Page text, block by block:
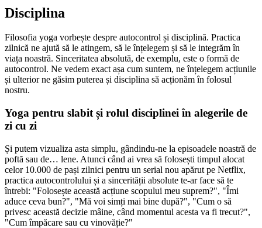
Disciplina
Filosofia yoga vorbește despre autocontrol și disciplină. Practica
zilnică ne ajută să le atingem, să le înțelegem și să le integrăm în
viața noastră. Sinceritatea absolută, de exemplu, este o formă de
autocontrol. Ne vedem exact așa cum suntem, ne înțelegem acțiunile
și ulterior ne găsim puterea și disciplina să acționăm în folosul
nostru.
Yoga pentru slabit și rolul disciplinei în alegerile de
zi cu zi
Și putem vizualiza asta simplu, gândindu-ne la episoadele noastră de
poftă sau de… lene. Atunci când ai vrea să folosești timpul alocat
celor 10.000 de pași zilnici pentru un serial nou apărut pe Netflix,
practica autocontrolului și a sincerității absolute te-ar face să te
întrebi: "Folosește această acțiune scopului meu suprem?", "Îmi
aduce ceva bun?", "Mă voi simți mai bine după?", "Cum o să
privesc această decizie mâine, când momentul acesta va fi trecut?",
"Cum împăcare sau cu vinovăție?"